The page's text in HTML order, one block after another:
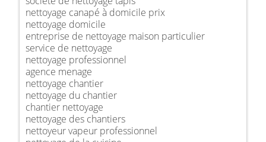
nettoyage canapé à domicile prix
nettoyage domicile
entreprise de nettoyage maison particulier
service de nettoyage
nettoyage professionnel
agence menage
nettoyage chantier
nettoyage du chantier
chantier nettoyage
nettoyage des chantiers
nettoyeur vapeur professionnel